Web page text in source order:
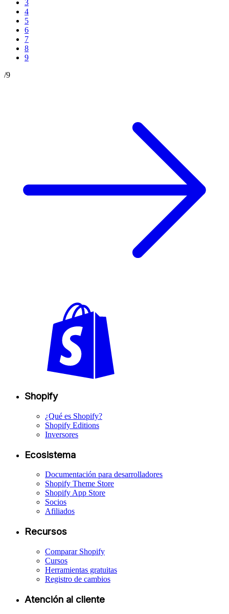
3
4
5
6
7
8
9
/9
Shopify
¿Qué es Shopify?
Shopify Editions
Inversores
Ecosistema
Documentación para desarrolladores
Shopify Theme Store
Shopify App Store
Socios
Afiliados
Recursos
Comparar Shopify
Cursos
Herramientas gratuitas
Registro de cambios
Atención al cliente